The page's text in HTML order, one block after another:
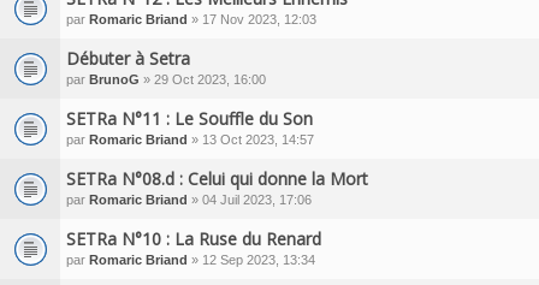
par Romaric Briand » 17 Nov 2023, 12:03
Débuter à Setra
par BrunoG » 29 Oct 2023, 16:00
SETRa N°11 : Le Souffle du Son
par Romaric Briand » 13 Oct 2023, 14:57
SETRa N°08.d : Celui qui donne la Mort
par Romaric Briand » 04 Juil 2023, 17:06
SETRa N°10 : La Ruse du Renard
par Romaric Briand » 12 Sep 2023, 13:34